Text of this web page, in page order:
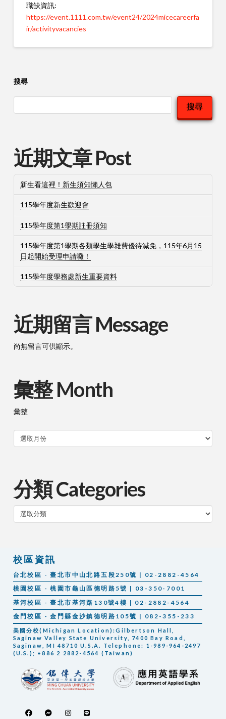
職缺資訊:
https://event.1111.com.tw/event24/2024micecareerfa
ir/activityvacancies
搜尋
搜尋
近期文章 Post
新生看這裡！新生須知懶人包
115學年度新生歡迎會
115學年度第1學期註冊須知
115學年度第1學期各類學生學雜費優待減免，115年6月15
日起開始受理申請囉！
115學年度學務處新生重要資料
近期留言 Message
尚無留言可供顯示。
彙整 Month
彙整
分類 Categories
類
校區資訊
台北校區 - 臺北市中山北路五段250號 | 02-2882-4564
桃園校區 - 桃園市龜山區德明路5號 | 03-350-7001
基河校區 - 臺北市基河路130號4樓 | 02-2882-4564
金門校區 - 金門縣金沙鎮德明路105號 | 082-355-233
美國分校(Michigan Location):Gilbertson Hall,
Saginaw Valley State University, 7400 Bay Road,
Saginaw, MI 48710 U.S.A. Telephone: 1-989-964-2497
(U.S.); +886 2 2882-4564 (Taiwan)